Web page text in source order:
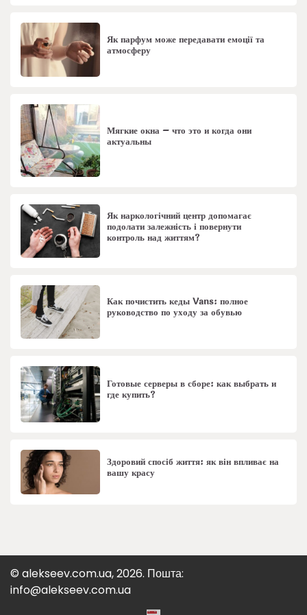
Як парфум може передавати емоції та
атмосферу
Мягкие окна – что это и когда они
актуальны
Як наркологічний центр допомагає
подолати залежність і повернути
контроль над життям?
Как почистить кеды Vans: полное
руководство по уходу за обувью
Готовые серверы в сборе: как выбрать и
где купить?
Здоровий спосіб життя: як він впливає на
вашу красу
© alekseev.com.ua, 2026. Пошта:
info@alekseev.com.ua